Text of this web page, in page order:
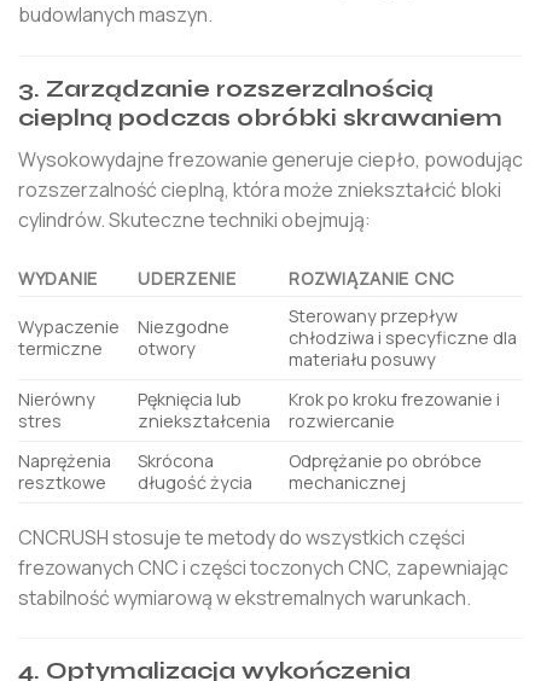
budowlanych maszyn.
3. Zarządzanie rozszerzalnością
cieplną podczas obróbki skrawaniem
Wysokowydajne frezowanie generuje ciepło, powodując
rozszerzalność cieplną, która może zniekształcić bloki
cylindrów. Skuteczne techniki obejmują:
WYDANIE UDERZENIE ROZWIĄZANIE CNC
Wypaczenie
termiczne
Niezgodne
otwory
Sterowany przepływ
chłodziwa i specyficzne dla
materiału posuwy
Nierówny
stres
Pęknięcia lub
zniekształcenia
Krok po kroku frezowanie i
rozwiercanie
Naprężenia
resztkowe
Skrócona
długość życia
Odprężanie po obróbce
mechanicznej
CNCRUSH stosuje te metody do wszystkich części
frezowanych CNC i części toczonych CNC, zapewniając
stabilność wymiarową w ekstremalnych warunkach.
4. Optymalizacja wykończenia